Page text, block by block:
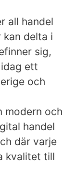
all handel
delta i
sig,
ett
och
modern och
handel
där varje
kvalitet till